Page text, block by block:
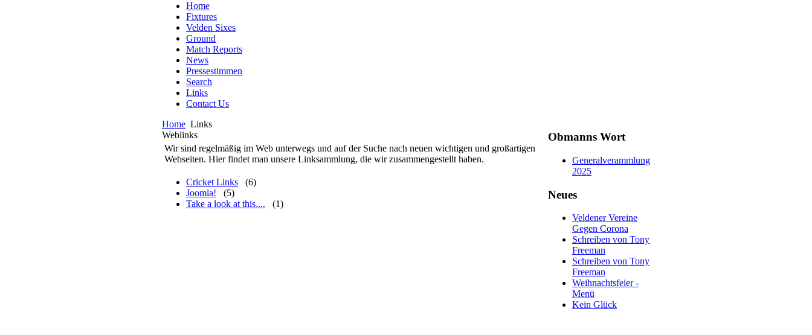
Home
Fixtures
Velden Sixes
Ground
Match Reports
News
Pressestimmen
Search
Links
Contact Us
Home Links
Weblinks
Wir sind regelmäßig im Web unterwegs und auf der Suche nach neuen wichtigen und großartigen
Webseiten. Hier findet man unsere Linksammlung, die wir zusammengestellt haben.
Cricket Links
(6)
Joomla!
(5)
Take a look at this....
(1)
Obmanns Wort
Generalverammlung
2025
Neues
Veldener Vereine
Gegen Corona
Schreiben von Tony
Freeman
Schreiben von Tony
Freeman
Weihnachtsfeier -
Menü
Kein Glück